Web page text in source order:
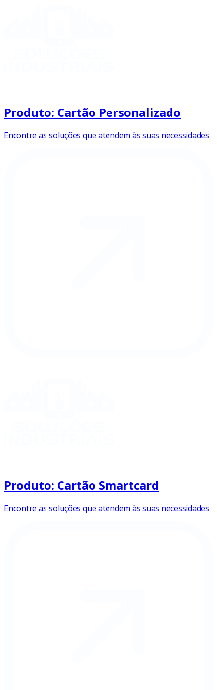
Produto: Cartão Personalizado
Encontre as soluções que atendem às suas necessidades
Produto: Cartão Smartcard
Encontre as soluções que atendem às suas necessidades